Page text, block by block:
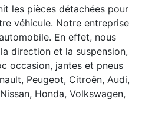
les pièces détachées pour
véhicule. Notre entreprise
En effet, nous
direction et la suspension,
occasion, jantes et pneus
Peugeot, Citroën, Audi,
Honda, Volkswagen,